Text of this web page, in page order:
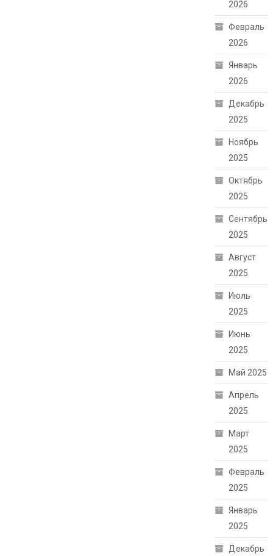
2026
Февраль
2026
Январь
2026
Декабрь
2025
Ноябрь
2025
Октябрь
2025
Сентябрь
2025
Август
2025
Июль
2025
Июнь
2025
Май 2025
Апрель
2025
Март
2025
Февраль
2025
Январь
2025
Декабрь